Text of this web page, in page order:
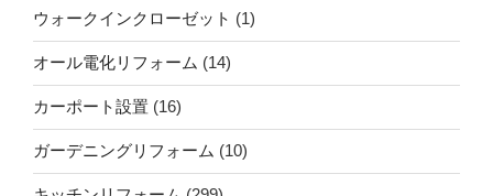
ウォークインクローゼット (1)
オール電化リフォーム (14)
カーポート設置 (16)
ガーデニングリフォーム (10)